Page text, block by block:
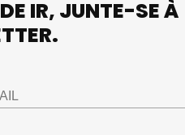
IR, JUNTE-SE À